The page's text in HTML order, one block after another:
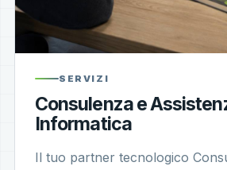
SERVIZI
Consulenza e
Informatica
Il tuo partner tecnologico